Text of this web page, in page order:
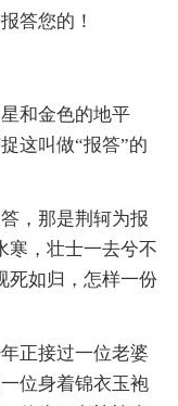
答您的！
和金色的地平
这叫做“报答”的
，那是荆轲为报
寒，壮士一去兮不
死如归，怎样一份
正接过一位老婆
位身着锦衣玉袍